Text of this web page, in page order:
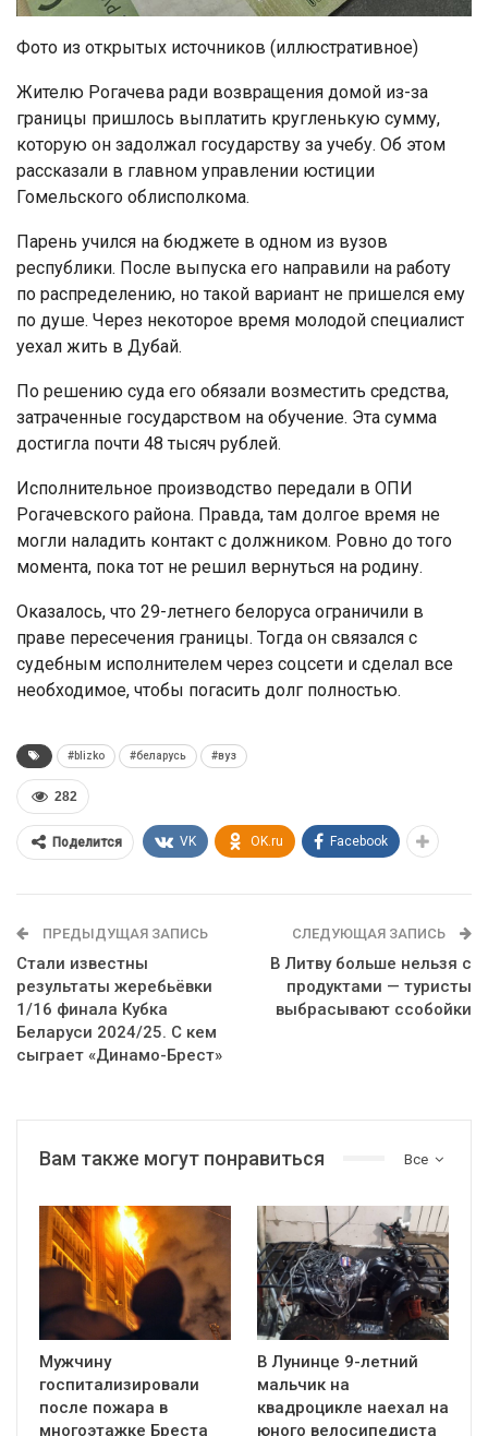
Фото из открытых источников (иллюстративное)
Жителю Рогачева ради возвращения домой из-за
границы пришлось выплатить кругленькую сумму,
которую он задолжал государству за учебу. Об этом
рассказали в главном управлении юстиции
Гомельского облисполкома.
Парень учился на бюджете в одном из вузов
республики. После выпуска его направили на работу
по распределению, но такой вариант не пришелся ему
по душе. Через некоторое время молодой специалист
уехал жить в Дубай.
По решению суда его обязали возместить средства,
затраченные государством на обучение. Эта сумма
достигла почти 48 тысяч рублей.
Исполнительное производство передали в ОПИ
Рогачевского района. Правда, там долгое время не
могли наладить контакт с должником. Ровно до того
момента, пока тот не решил вернуться на родину.
Оказалось, что 29-летнего белоруса ограничили в
праве пересечения границы. Тогда он связался с
судебным исполнителем через соцсети и сделал все
необходимое, чтобы погасить долг полностью.
#blizko #беларусь #вуз
282
Поделится VK OK.ru Facebook
ПРЕДЫДУЩАЯ ЗАПИСЬ
Стали известны
результаты жеребьёвки
1/16 финала Кубка
Беларуси 2024/25. С кем
сыграет «Динамо-Брест»
СЛЕДУЮЩАЯ ЗАПИСЬ
В Литву больше нельзя с
продуктами — туристы
выбрасывают ссобойки
Все
Вам также могут понравиться
Мужчину
госпитализировали
после пожара в
многоэтажке Бреста
В Лунинце 9-летний
мальчик на
квадроцикле наехал на
юного велосипедиста